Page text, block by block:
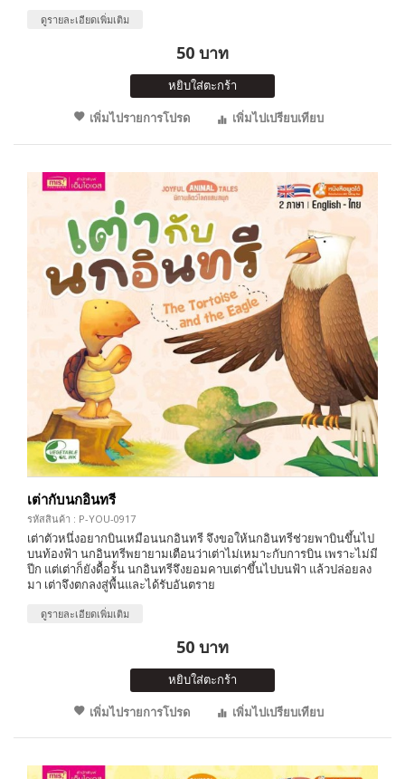
ดูรายละเอียดเพิ่มเติม
50 บาท
หยิบใส่ตะกร้า
เพิ่มไปรายการโปรด
เพิ่มไปเปรียบเทียบ
เต่ากับนกอินทรี
รหัสสินค้า : P-YOU-0917
เต่าตัวหนึ่งอยากบินเหมือนนกอินทรี จึงขอให้นกอินทรีช่วยพาบินขึ้นไป
บนท้องฟ้า นกอินทรีพยายามเตือนว่าเต่าไม่เหมาะกับการบิน เพราะไม่มี
ปีก แต่เต่าก็ยังดื้อรั้น นกอินทรีจึงยอมคาบเต่าขึ้นไปบนฟ้า แล้วปล่อยลง
มา เต่าจึงตกลงสู่พื้นและได้รับอันตราย
ดูรายละเอียดเพิ่มเติม
50 บาท
หยิบใส่ตะกร้า
เพิ่มไปรายการโปรด
เพิ่มไปเปรียบเทียบ